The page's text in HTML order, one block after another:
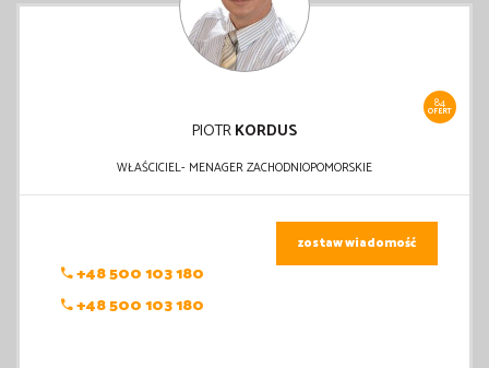
84
OFERT
PIOTRKORDUS
WŁAŚCICIEL- MENAGER ZACHODNIOPOMORSKIE
+48 500 103 180
+48 500 103 180
zostaw wiadomość